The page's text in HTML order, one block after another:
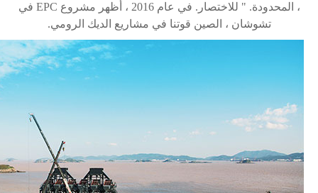
، المحدودة. " للاختصار. في عام 2016 ، أظهر مشروع EPC في
تشوشان ، الصين قوتنا في مشاريع الديك الرومي.